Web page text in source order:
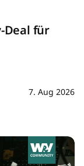
Deal für
7. Aug 2026